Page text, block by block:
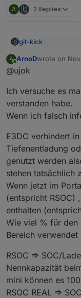
A 2 Replies
git-kick
würden
bleiben.
ASOC
group/
forum/
Aber SOH
RSOC =>
ASOC =>
lassen, um
Weshalb
was das
A
Offline
ArnoDwrote on
last edited
@ujok
Ich versuche es
verstanden habe.
Wenn ich falsch
E3DC verhindert
Tiefenentladung
genutzt werden
stehen tatsächlich
Wenn jetzt im
(entspricht RSOC)
enthalten
Wie viel % für den
Bereich
RSOC => SOC/
Nennkapazität
mini können es
RSOC REAL =>